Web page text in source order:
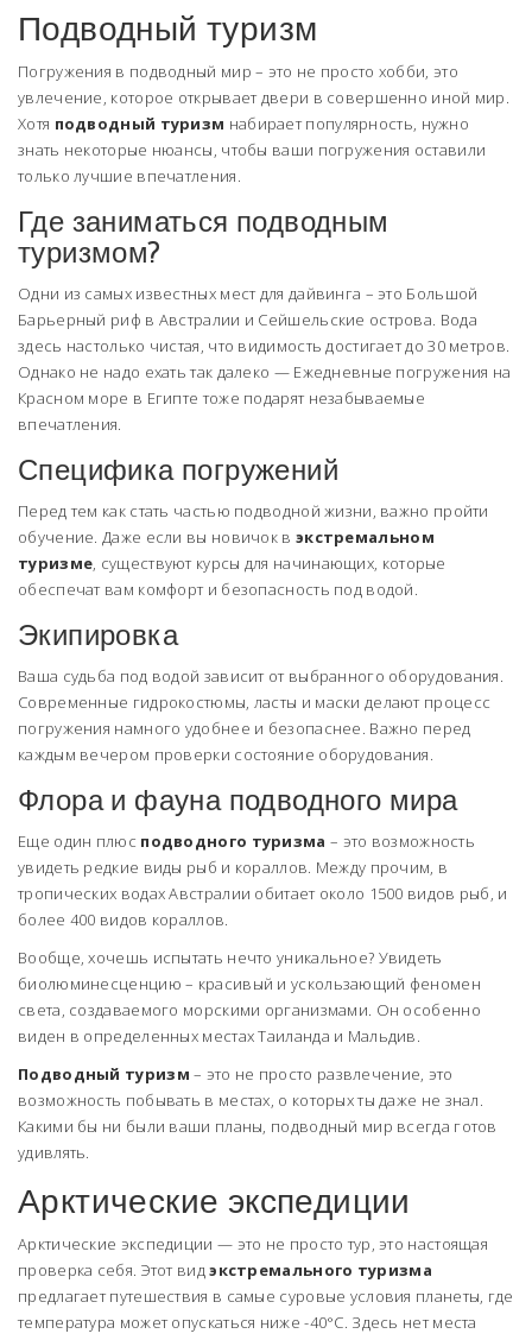
Подводный туризм
Погружения в подводный мир – это не просто хобби, это
увлечение, которое открывает двери в совершенно иной мир.
Хотя подводный туризм набирает популярность, нужно
знать некоторые нюансы, чтобы ваши погружения оставили
только лучшие впечатления.
Где заниматься подводным
туризмом?
Одни из самых известных мест для дайвинга – это Большой
Барьерный риф в Австралии и Сейшельские острова. Вода
здесь настолько чистая, что видимость достигает до 30 метров.
Однако не надо ехать так далеко — Ежедневные погружения на
Красном море в Египте тоже подарят незабываемые
впечатления.
Специфика погружений
Перед тем как стать частью подводной жизни, важно пройти
обучение. Даже если вы новичок в экстремальном
туризме, существуют курсы для начинающих, которые
обеспечат вам комфорт и безопасность под водой.
Экипировка
Ваша судьба под водой зависит от выбранного оборудования.
Современные гидрокостюмы, ласты и маски делают процесс
погружения намного удобнее и безопаснее. Важно перед
каждым вечером проверки состояние оборудования.
Флора и фауна подводного мира
Еще один плюс подводного туризма – это возможность
увидеть редкие виды рыб и кораллов. Между прочим, в
тропических водах Австралии обитает около 1500 видов рыб, и
более 400 видов кораллов.
Вообще, хочешь испытать нечто уникальное? Увидеть
биолюминесценцию – красивый и ускользающий феномен
света, создаваемого морскими организмами. Он особенно
виден в определенных местах Таиланда и Мальдив.
Подводный туризм – это не просто развлечение, это
возможность побывать в местах, о которых ты даже не знал.
Какими бы ни были ваши планы, подводный мир всегда готов
удивлять.
Арктические экспедиции
Арктические экспедиции — это не просто тур, это настоящая
проверка себя. Этот видэкстремального туризма
предлагает путешествия в самые суровые условия планеты, где
температура может опускаться ниже -40°C. Здесь нет места